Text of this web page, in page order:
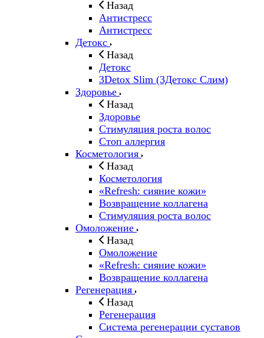
Назад
Антистресс
Антистресс
Детокс
Назад
Детокс
3Detox Slim (3Детокс Слим)
Здоровье
Назад
Здоровье
Стимуляция роста волос
Стоп аллергия
Косметология
Назад
Косметология
«Refresh: сияние кожи»
Возвращение коллагена
Стимуляция роста волос
Омоложение
Назад
Омоложение
«Refresh: сияние кожи»
Возвращение коллагена
Регенерация
Назад
Регенерация
Система регенерации суставов